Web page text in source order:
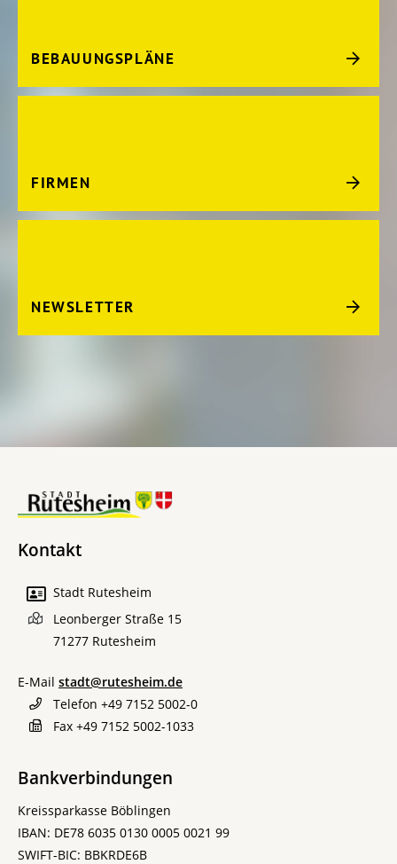
BEBAUUNGSPLÄNE
FIRMEN
NEWSLETTER
Kontakt
Stadt Rutesheim
Leonberger Straße 15
71277 Rutesheim
E-Mail stadt@rutesheim.de
Telefon +49 7152 5002-0
Fax +49 7152 5002-1033
Bankverbindungen
Kreissparkasse Böblingen
IBAN: DE78 6035 0130 0005 0021 99
SWIFT-BIC: BBKRDE6B